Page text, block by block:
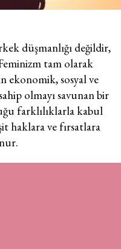
düşmanlığı değildir,
tam olarak
ekonomik, sosyal ve
olmayı savunan bir
farklılıklarla kabul
haklara ve fırsatlara